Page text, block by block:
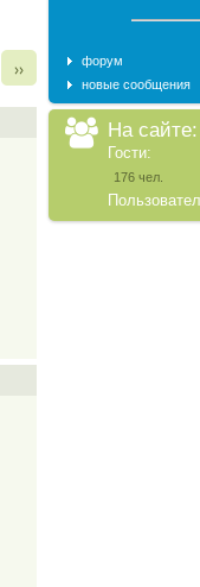
››
форум
новые сообщения
На
Гости:
176 чел.